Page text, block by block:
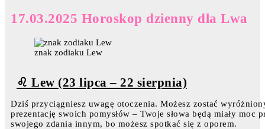
17.03.2025 Horoskop dzienny dla Lwa
znak zodiaku Lew
♌ Lew (23 lipca – 22 sierpnia)
Dziś przyciągniesz uwagę otoczenia. Możesz zostać
prezentację swoich pomysłów – Twoje słowa będą miały
swojego zdania innym, bo możesz spotkać się z oporem.